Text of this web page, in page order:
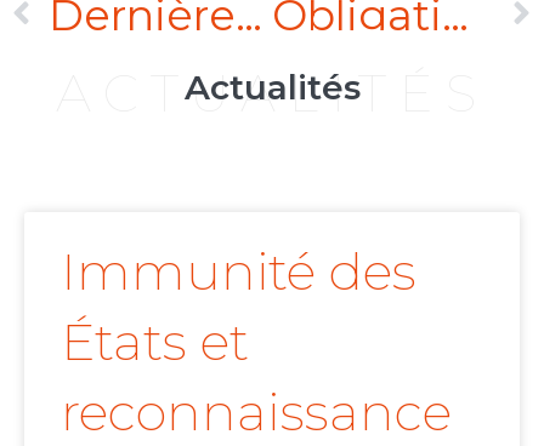
Dernières actualités en procédure civile Obligations des Etats en matière environnementale : le droit au service de la planète
ACTUALITÉS
Actualités
Immunité des
États et
reconnaissance